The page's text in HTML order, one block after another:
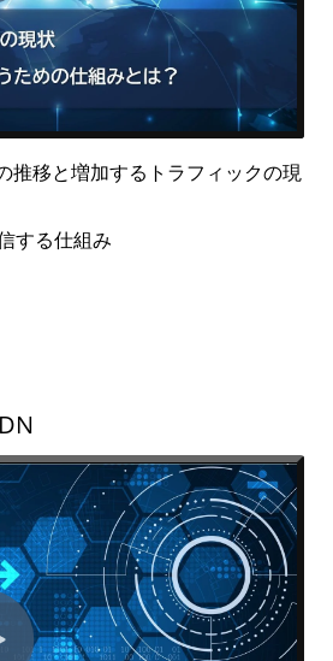
推移と増加するトラフィックの現
する仕組み